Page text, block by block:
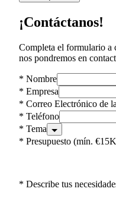
¡Contáctanos!
Completa el formulario a
nos pondremos en
* Nombre
* Empresa
* Correo Electrónico de
* Teléfono
* Tema
* Presupuesto (mín.
* Describe tus